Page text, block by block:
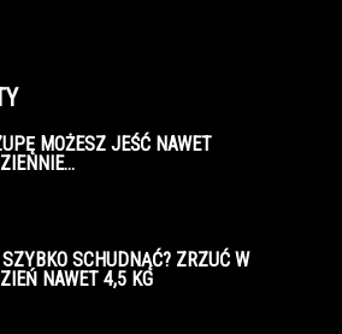
MOŻESZ JEŚĆ NAWET
SCHUDNĄĆ? ZRZUĆ W
NAWET 4,5 KG